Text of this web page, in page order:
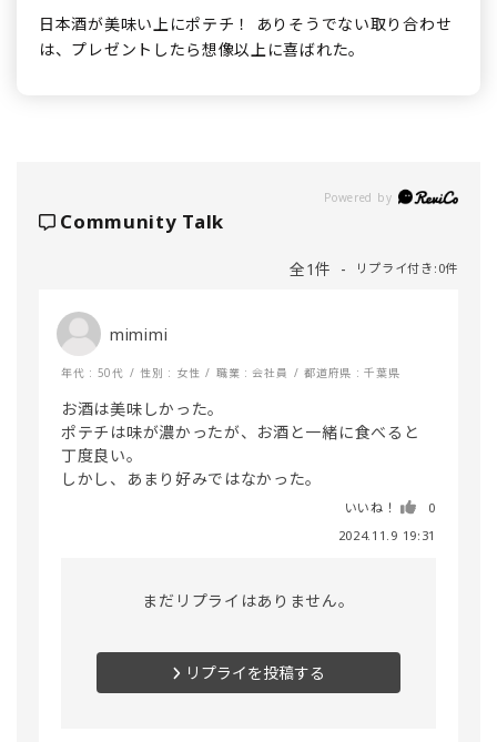
日本酒が美味い上にポテチ！ ありそうでない取り合わせ
は、プレゼントしたら想像以上に喜ばれた。
Powered by
Community Talk
全1件 リプライ付き:0件
mimimi
年代 : 50代 性別 : 女性 職業 : 会社員 都道府県 : 千葉県
お酒は美味しかった。
ポテチは味が濃かったが、お酒と一緒に食べると
丁度良い。
しかし、あまり好みではなかった。
いいね！
0
2024.11.9 19:31
まだリプライはありません。
リプライを投稿する